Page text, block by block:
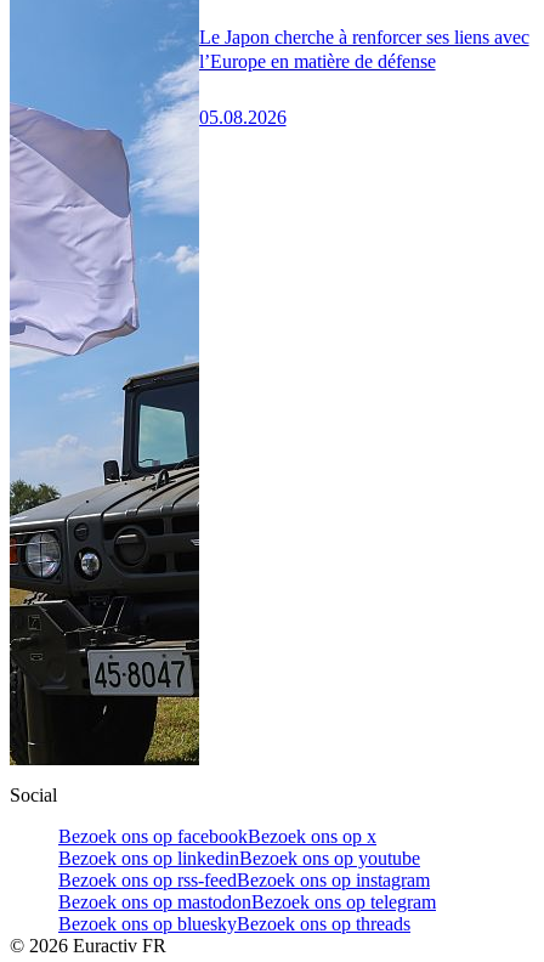
Le Japon cherche à renforcer ses liens avec
l’Europe en matière de défense
05.08.2026
Social
Bezoek ons op facebookBezoek ons op x
Bezoek ons op linkedinBezoek ons op youtube
Bezoek ons op rss-feedBezoek ons op instagram
Bezoek ons op mastodonBezoek ons op telegram
Bezoek ons op blueskyBezoek ons op threads
© 2026 Euractiv FR